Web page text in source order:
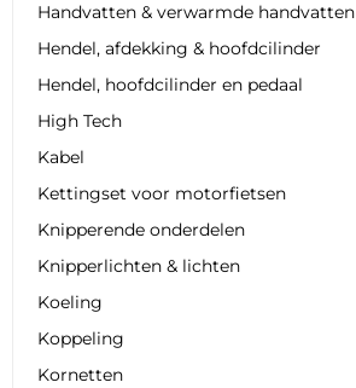
Handvatten & verwarmde handvatten
Hendel, afdekking & hoofdcilinder
Hendel, hoofdcilinder en pedaal
High Tech
Kabel
Kettingset voor motorfietsen
Knipperende onderdelen
Knipperlichten & lichten
Koeling
Koppeling
Kornetten